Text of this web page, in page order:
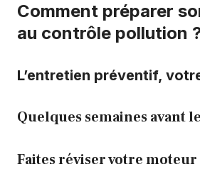
Comment préparer
au contrôle pollution
L’entretien préventif,
Quelques semaines avant
Faites réviser votre moteur